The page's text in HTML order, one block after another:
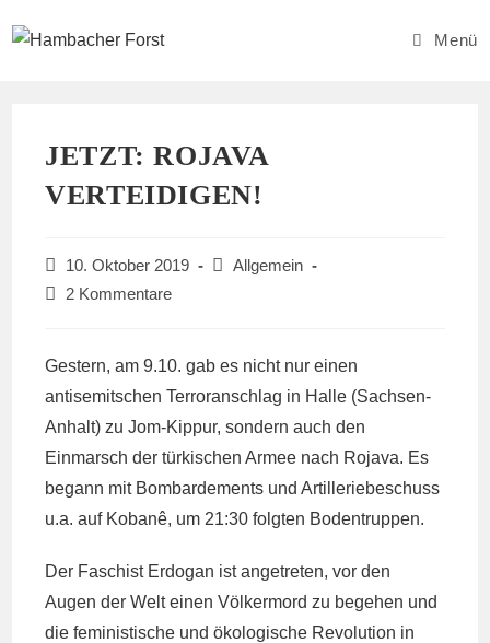
Inhalt
Menü
JETZT: ROJAVA
VERTEIDIGEN!
Beitrag
veröffentlicht:
10. Oktober 2019
Beitrags-
Allgemein
Beitrags-
2 Kommentare
Gestern, am 9.10. gab es nicht nur einen
antisemitschen Terroranschlag in Halle (Sachsen-
Anhalt) zu Jom-Kippur, sondern auch den
Einmarsch der türkischen Armee nach Rojava. Es
begann mit Bombardements und Artilleriebeschuss
u.a. auf Kobanê, um 21:30 folgten Bodentruppen.
Der Faschist Erdogan ist angetreten, vor den
Augen der Welt einen Völkermord zu begehen und
die feministische und ökologische Revolution in